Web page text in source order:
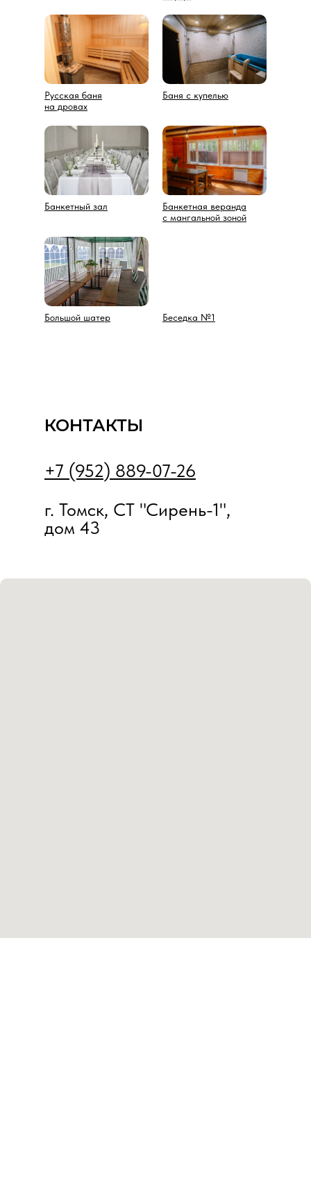
Беседка №1
Большой шатер
Баня с купелью
Банкетный зал
Русская баня
на дровах
Банкетная веранда
с мангальной зоной
КОНТАКТЫ
г. Томск, СТ "Сирень-1",
дом 43
+7 (952) 889-07-26